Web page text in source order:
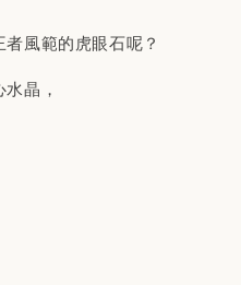
風範的虎眼石呢？
晶，